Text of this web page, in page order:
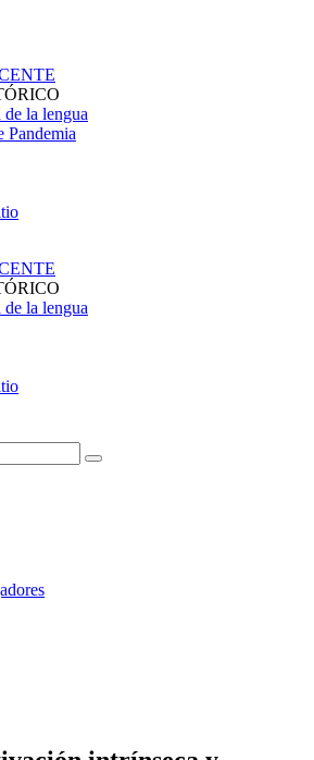
la lengua
Pandemia
la lengua